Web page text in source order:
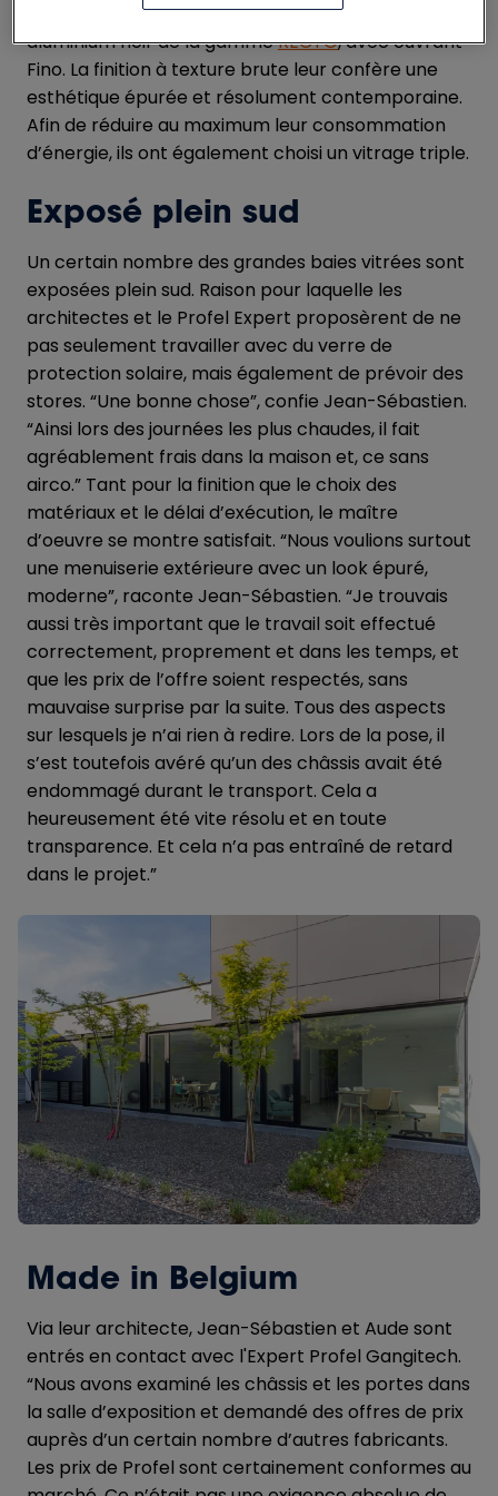
Le couple a opté pour de grandes baies vitrées en
aluminium noir de la gammeRECTO, avec ouvrant
Fino. La finition à texture brute leur confère une
esthétique épurée et résolument contemporaine.
Afin de réduire au maximum leur consommation
d’énergie, ils ont également choisi un vitrage triple.
Exposé plein sud
Un certain nombre des grandes baies vitrées sont
exposées plein sud. Raison pour laquelle les
architectes et le Profel Expert proposèrent de ne
pas seulement travailler avec du verre de
protection solaire, mais également de prévoir des
stores. “Une bonne chose”, confie Jean-Sébastien.
“Ainsi lors des journées les plus chaudes, il fait
agréablement frais dans la maison et, ce sans
airco.” Tant pour la finition que le choix des
matériaux et le délai d’exécution, le maître
d’oeuvre se montre satisfait. “Nous voulions surtout
une menuiserie extérieure avec un look épuré,
moderne”, raconte Jean-Sébastien. “Je trouvais
aussi très important que le travail soit effectué
correctement, proprement et dans les temps, et
que les prix de l’offre soient respectés, sans
mauvaise surprise par la suite. Tous des aspects
sur lesquels je n’ai rien à redire. Lors de la pose, il
s’est toutefois avéré qu’un des châssis avait été
endommagé durant le transport. Cela a
heureusement été vite résolu et en toute
transparence. Et cela n’a pas entraîné de retard
dans le projet.”
Made in Belgium
Via leur architecte, Jean-Sébastien et Aude sont
entrés en contact avec l'Expert Profel Gangitech.
“Nous avons examiné les châssis et les portes dans
la salle d’exposition et demandé des offres de prix
auprès d’un certain nombre d’autres fabricants.
Les prix de Profel sont certainement conformes au